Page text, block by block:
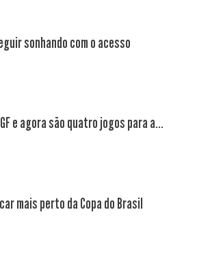
sonhando com o acesso
e agora são quatro jogos para a...
mais perto da Copa do Brasil